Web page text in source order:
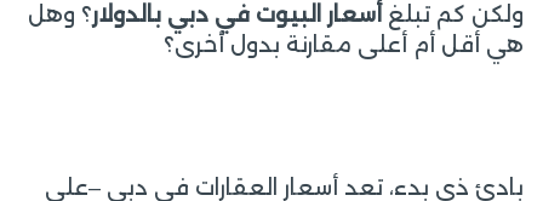
ولكن كم تبلغ أسعار البيوت في دبي بالدولار؟ وهل
هي أقل أم أعلى مقارنة بدول أخرى؟
بادئ ذي بدء، تعد أسعار العقارات في دبي –على